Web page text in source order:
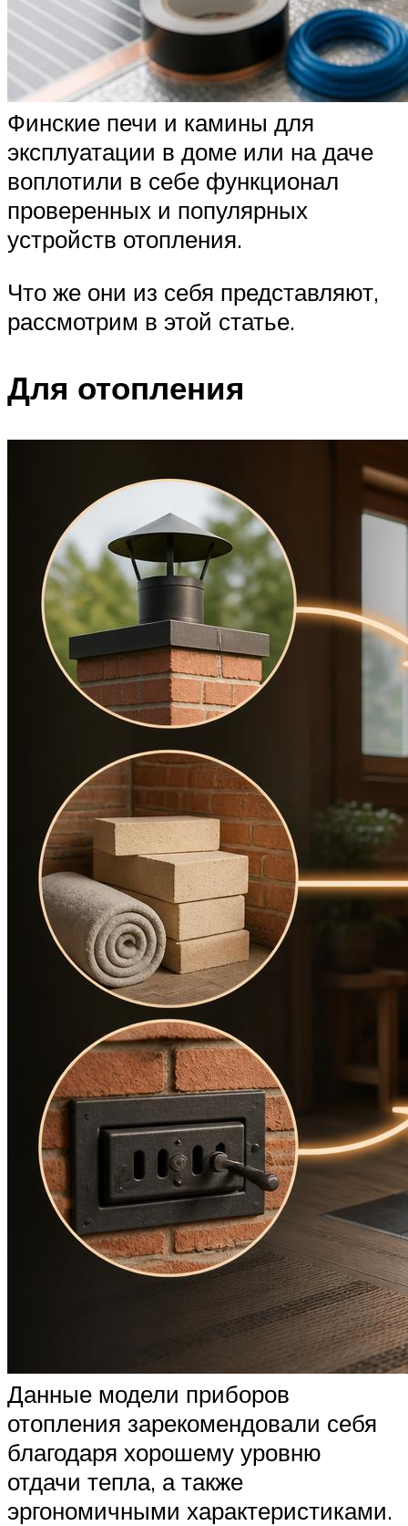
Финские печи и камины для
эксплуатации в доме или на даче
воплотили в себе функционал
проверенных и популярных
устройств отопления.
Что же они из себя представляют,
рассмотрим в этой статье.
Для отопления
Данные модели приборов
отопления зарекомендовали себя
благодаря хорошему уровню
отдачи тепла, а также
эргономичными характеристиками.